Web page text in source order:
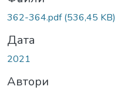
362-364.pdf(536,45 KB)
Дата
2021
Автори